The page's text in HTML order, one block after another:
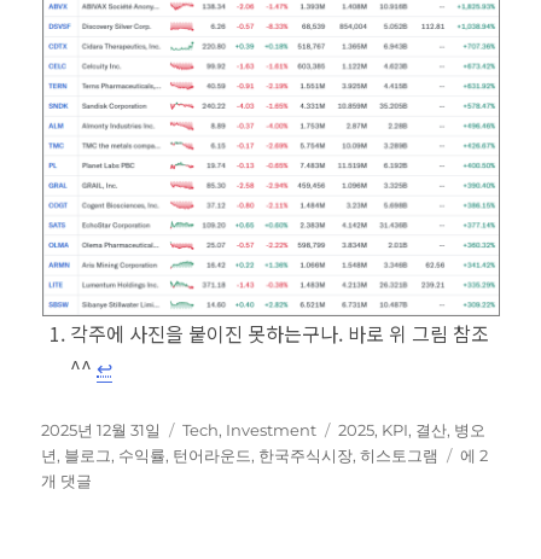
각주에 사진을 붙이진 못하는구나. 바로 위 그림 참조
^^ ↩︎
작
성
일
2025년 12월 31일
카
테
Tech, Investment
태
그
2025, KPI, 결산, 병오
년, 블로그, 수익률, 턴어라운드, 한국주식시장,히스토그램
2025
에 2
개 댓글